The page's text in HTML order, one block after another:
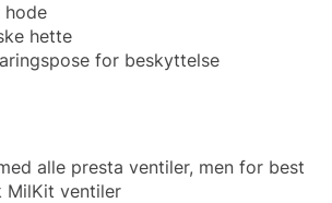
hode
hette
for beskyttelse
alle presta ventiler, men for best
MilKit ventiler